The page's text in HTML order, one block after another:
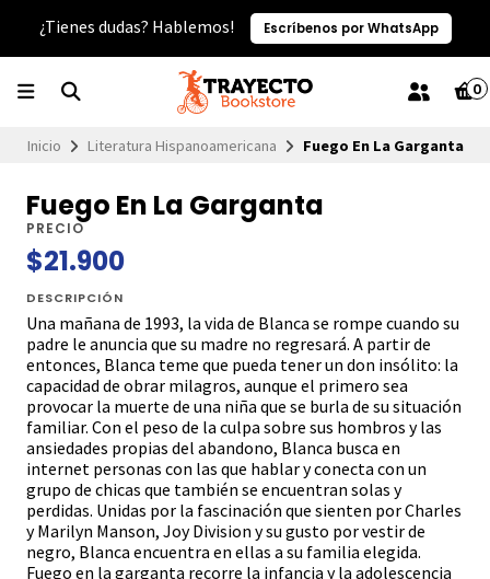
¿Tienes dudas? Hablemos! Escríbenos por WhatsApp
0
Inicio Literatura Hispanoamericana Fuego En La Garganta
Fuego En La Garganta
PRECIO
$21.900
DESCRIPCIÓN
Una mañana de 1993, la vida de Blanca se rompe cuando su
padre le anuncia que su madre no regresará. A partir de
entonces, Blanca teme que pueda tener un don insólito: la
capacidad de obrar milagros, aunque el primero sea
provocar la muerte de una niña que se burla de su situación
familiar. Con el peso de la culpa sobre sus hombros y las
ansiedades propias del abandono, Blanca busca en
internet personas con las que hablar y conecta con un
grupo de chicas que también se encuentran solas y
perdidas. Unidas por la fascinación que sienten por Charles
y Marilyn Manson, Joy Division y su gusto por vestir de
negro, Blanca encuentra en ellas a su familia elegida.
Fuego en la garganta recorre la infancia y la adolescencia